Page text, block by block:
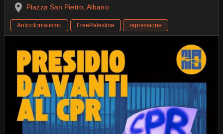
Piazza San Pietro, Albano
Anticolonialismo FreePalestine repressione